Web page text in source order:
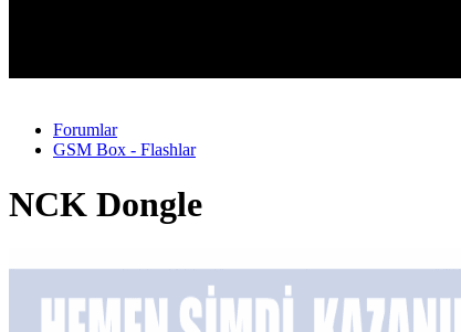
Forumlar
GSM Box - Flashlar
NCK Dongle